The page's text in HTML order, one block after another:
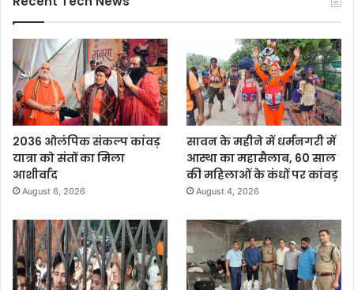
2036 ओलंपिक संकल्प कांवड़
यात्रा को संतों का मिला
आशीर्वाद
August 6, 2026
सावन के महीने में धर्मनगरी में
आस्था का महासैलाब, 60 साल
की महिलाओं के कंधों पर कांवड़
August 4, 2026